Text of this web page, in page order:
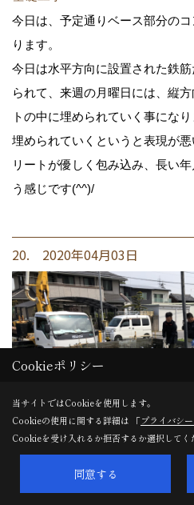
今日は、予定通りベース部分の
ります。
今日は水平方向に設置された鉄
られて、来週の月曜日には、縦
トの中に埋められていく事になり
埋められていくというと表現が
リートが優しく包み込み、長い
う感じです(^^)/
20. 2020年04月03日
Cookieポリシー
当サイトではCookieを使用します。
Cookieの使用に関する詳細は 「プライバシ
Cookieを受け入れるか拒否するか選択してく
同意する